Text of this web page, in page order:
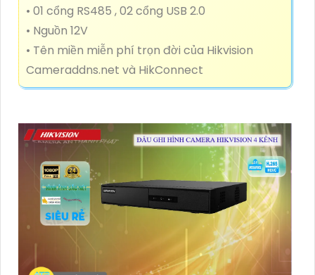
• 01 cổng RS485 , 02 cổng USB 2.0
• Nguồn 12V
• Tên miền miễn phí trọn đời của Hikvision
Cameraddns.net và HikConnect